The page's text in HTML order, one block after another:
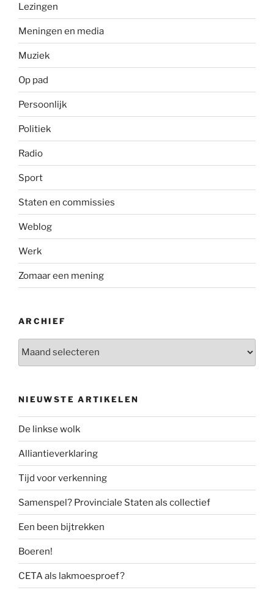
Lezingen
Meningen en media
Muziek
Op pad
Persoonlijk
Politiek
Radio
Sport
Staten en commissies
Weblog
Werk
Zomaar een mening
ARCHIEF
NIEUWSTE ARTIKELEN
De linkse wolk
Alliantieverklaring
Tijd voor verkenning
Samenspel? Provinciale Staten als collectief
Een been bijtrekken
Boeren!
CETA als lakmoesproef?